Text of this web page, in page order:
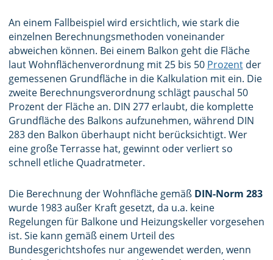
An einem Fallbeispiel wird ersichtlich, wie stark die
einzelnen Berechnungsmethoden voneinander
abweichen können. Bei einem Balkon geht die Fläche
laut Wohnflächenverordnung mit 25 bis 50 Prozentder
gemessenen Grundfläche in die Kalkulation mit ein. Die
zweite Berechnungsverordnung schlägt pauschal 50
Prozent der Fläche an. DIN 277 erlaubt, die komplette
Grundfläche des Balkons aufzunehmen, während DIN
283 den Balkon überhaupt nicht berücksichtigt. Wer
eine große Terrasse hat, gewinnt oder verliert so
schnell etliche Quadratmeter.
Die Berechnung der Wohnfläche gemäßDIN-Norm 283
wurde 1983 außer Kraft gesetzt, da u.a. keine
Regelungen für Balkone und Heizungskeller vorgesehen
ist. Sie kann gemäß einem Urteil des
Bundesgerichtshofes nur angewendet werden, wenn